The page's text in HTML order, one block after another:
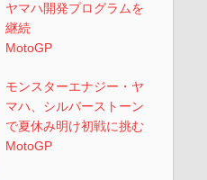
ヤマハ開発プログラムを
継続
MotoGP
モンスターエナジー・ヤ
マハ、シルバーストーン
で夏休み明け初戦に挑む
MotoGP